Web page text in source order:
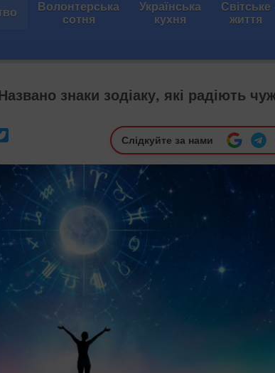
Волонтерська
сотня
Українська
кухня
Світське
життя
знаки зодіаку, які радіють
Слідкуйте за нами